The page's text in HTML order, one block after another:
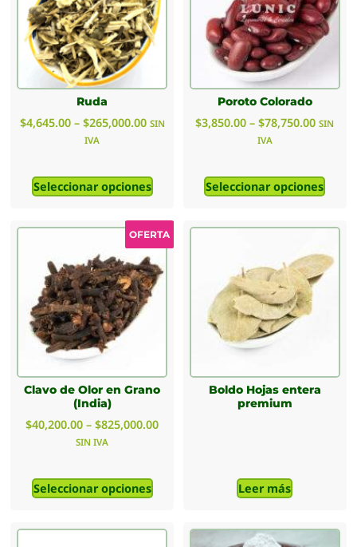
Ruda
$4,645.00 – $265,000.00 SIN
IVA
Seleccionar opciones
Poroto Colorado
$3,850.00 – $78,750.00 SIN
IVA
Seleccionar opciones
OFERTA
Clavo de Olor en Grano
(India)
$40,200.00 – $825,000.00
SIN IVA
Seleccionar opciones
Boldo Hojas entera
premium
Leer más